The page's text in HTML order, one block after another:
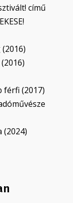
című
férfi (2017)
(2024)